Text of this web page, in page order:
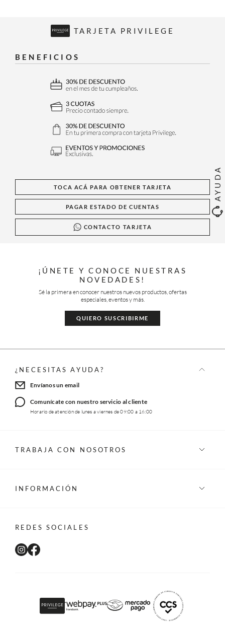
AYUDA
TARJETA PRIVILEGE
BENEFICIOS
TOCA ACÁ PARA OBTENER TARJETA
PAGAR ESTADO DE CUENTAS
CONTACTO TARJETA
¡ÚNETE Y CONOCE NUESTRAS
NOVEDADES!
Sé la primera en conocer nuestros nuevos productos, ofertas
especiales, eventos y más.
QUIERO SUSCRIBIRME
¿NECESITAS AYUDA?
Envíanos un email
Comunícate con nuestro servicio al cliente
Horario de atención de lunes a viernes de 09:00 a 16:00
TRABAJA CON NOSOTROS
INFORMACIÓN
REDES SOCIALES